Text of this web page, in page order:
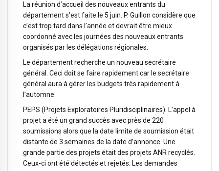
La réunion d’accueil des nouveaux entrants du
département s’est faite le 5 juin. P. Guillon considère que
c’est trop tard dans l’année et devrait être mieux
coordonné avec les journées des nouveaux entrants
organisés par les délégations régionales.
Le département recherche un nouveau secrétaire
général. Ceci doit se faire rapidement car le secrétaire
général aura à gérer les budgets très rapidement à
l’automne.
PEPS (Projets Exploratoires Pluridisciplinaires). L’appel à
projet a été un grand succès avec près de 220
soumissions alors que la date limite de soumission était
distante de 3 semaines de la date d’annonce. Une
grande partie des projets était des projets ANR recyclés.
Ceux-ci ont été détectés et rejetés. Les demandes